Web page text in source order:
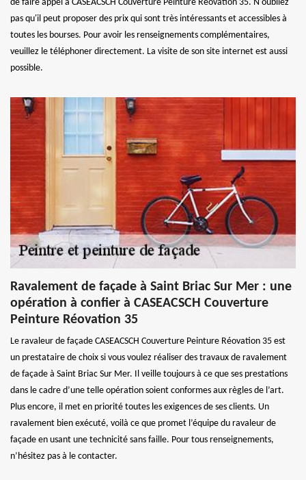
de faire appel à CASEACSCH Couverture Peinture Réovation 35. N'oubliez
pas qu'il peut proposer des prix qui sont très intéressants et accessibles à
toutes les bourses. Pour avoir les renseignements complémentaires,
veuillez le téléphoner directement. La visite de son site internet est aussi
possible.
Ravalement de façade à Saint Briac Sur Mer : une
opération à confier à CASEACSCH Couverture
Peinture Réovation 35
Le ravaleur de façade CASEACSCH Couverture Peinture Réovation 35 est
un prestataire de choix si vous voulez réaliser des travaux de ravalement
de façade à Saint Briac Sur Mer. Il veille toujours à ce que ses prestations
dans le cadre d’une telle opération soient conformes aux règles de l’art.
Plus encore, il met en priorité toutes les exigences de ses clients. Un
ravalement bien exécuté, voilà ce que promet l’équipe du ravaleur de
façade en usant une technicité sans faille. Pour tous renseignements,
n’hésitez pas à le contacter.